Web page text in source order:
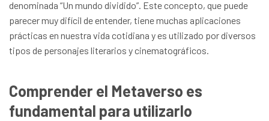
denominada “Un mundo dividido”. Este concepto, que puede
parecer muy difícil de entender, tiene muchas aplicaciones
prácticas en nuestra vida cotidiana y es utilizado por diversos
tipos de personajes literarios y cinematográficos.
Comprender el Metaverso es
fundamental para utilizarlo